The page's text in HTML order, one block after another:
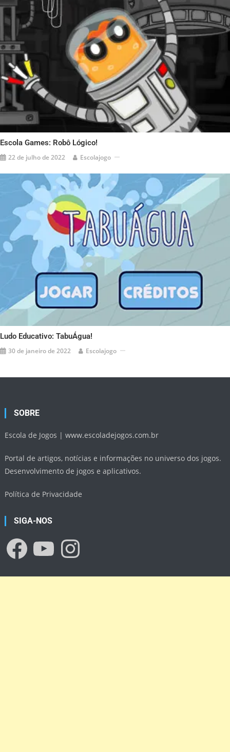
Escola Games: Robô Lógico!
22 de julho de 2022 Escolajogo
Ludo Educativo: TabuÁgua!
30 de janeiro de 2022 Escolajogo
SOBRE
Escola de Jogos |www.escoladejogos.com.br
Portal de artigos, notícias e informações no universo dos jogos.
Desenvolvimento de jogos e aplicativos.
Política de Privacidade
SIGA-NOS